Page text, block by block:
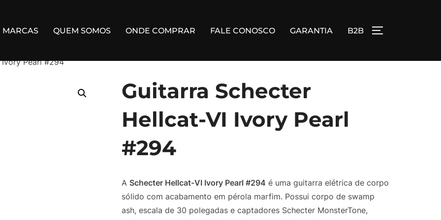
MARCAS QUEM SOMOS ONDE COMPRAR FALE CONOSCO GARANTIA B2B ALTERNAR
Pearl #294
Guitarra Schecter
Hellcat-VI Ivory Pearl
#294
A Schecter Hellcat-VI Ivory Pearl #294 é uma guitarra elétrica de corpo
sólido com acabamento em pérola marfim. Possui corpo de swamp
ash, escala de 30 polegadas e captadores Schecter MonsterTone,